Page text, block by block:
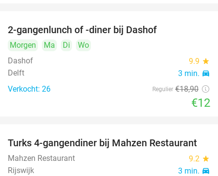
2-gangenlunch of -diner bij Dashof
Morgen Ma Di
Wo
Dashof
9.9 star
Delft 3 min. directions_car
Verkocht: 26 Regulier €18,90
€12
59%
Turks 4-gangendiner bij Mahzen Restaurant
Mahzen Restaurant 9.2 star
Rijswijk 3 min. directions_car